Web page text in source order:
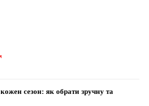
сезон: як обрати зручну та